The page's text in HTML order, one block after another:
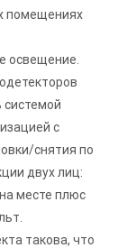
помещениях
освещение.
с
снятия по
двух лиц:
месте плюс
такова, что